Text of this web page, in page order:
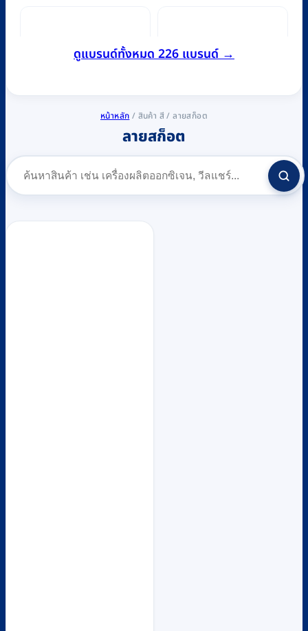
ดูแบรนด์ทั้งหมด 226 แบรนด์ →
หน้าหลัก / สินค้า สี/ ลายสก็อต
ลายสก็อต